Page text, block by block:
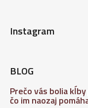
Instagram
BLOG
Prečo vás bolia
čo im naozaj